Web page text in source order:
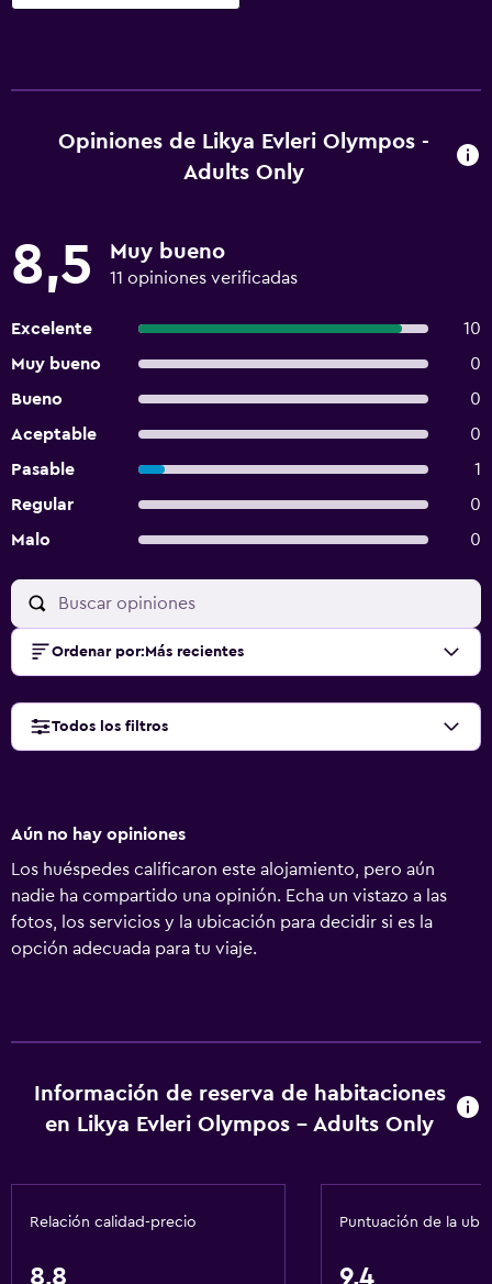
Opiniones de Likya Evleri Olympos -
Adults Only
8,5 Muy bueno
11 opiniones verificadas
Excelente
10
Muy bueno
0
Bueno
0
Aceptable
0
Pasable
1
Regular
0
Malo
0
Ordenar por: Más recientes
Todos los filtros
Aún no hay opiniones
Los huéspedes calificaron este alojamiento, pero aún
nadie ha compartido una opinión. Echa un vistazo a las
fotos, los servicios y la ubicación para decidir si es la
opción adecuada para tu viaje.
Información de reserva de habitaciones
en Likya Evleri Olympos - Adults Only
Relación calidad-precio
8,8
Puntuación de la
9,4